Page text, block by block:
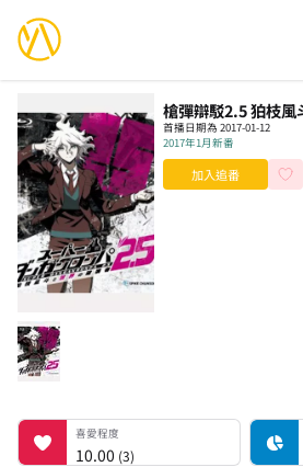
YourAnimes 你的動畫
槍彈辯駁2.5 狛枝風
首播日期為 2017-01-12
2017年1月新番
加入追番
喜愛程度喜愛程度
10.00 (3)
記錄總人數
完食人數
追番中人數
一時中斷人數
棄番人數
計劃觀看人數